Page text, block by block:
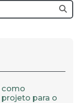
como
para o